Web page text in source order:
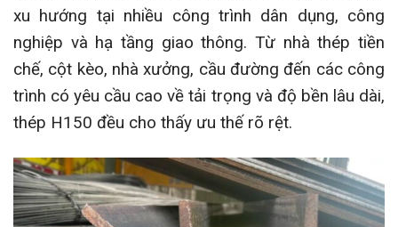
xu hướng tại nhiều công trình dân dụng, công
nghiệp và hạ tầng giao thông. Từ nhà thép tiền
chế, cột kèo, nhà xưởng, cầu đường đến các công
trình có yêu cầu cao về tải trọng và độ bền lâu dài,
thép H150 đều cho thấy ưu thế rõ rệt.